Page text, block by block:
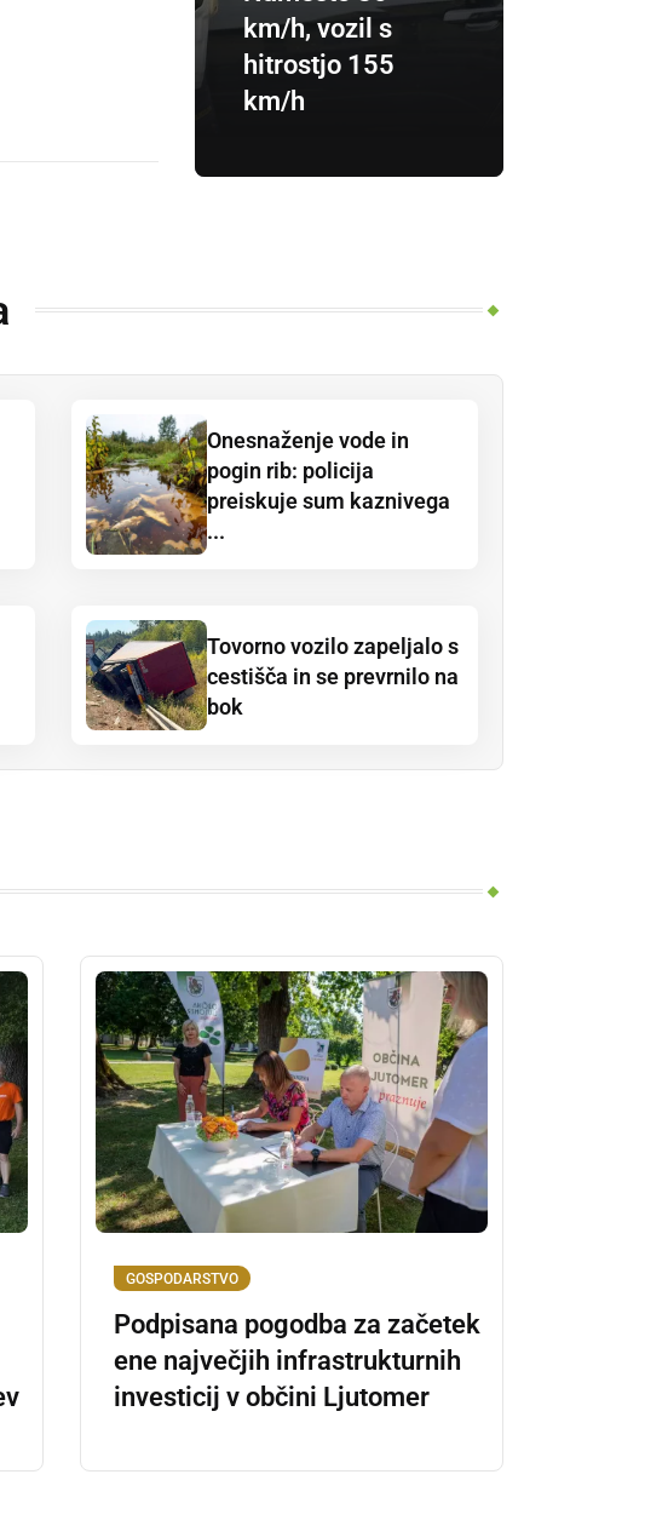
km/h, vozil s
hitrostjo 155
km/h
Onesnaženje vode in
pogin rib: policija
preiskuje sum kaznivega
...
Tovorno vozilo zapeljalo s
cestišča in se prevrnilo na
bok
GOSPODARSTVO
Podpisana pogodba za začetek
ene največjih infrastrukturnih
investicij v občini Ljutomer